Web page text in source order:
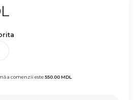
a comenzii este550.00MDL